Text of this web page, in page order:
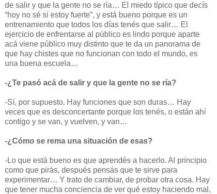
de salir y que la gente no se ría… El miedo típico que decís
“hoy no sé si estoy fuerte”, y está bueno porque es un
entrenamiento que todos los días tenés que salir… El
ejercicio de enfrentarse al público es lindo porque aparte
acá viene público muy distinto que te da un panorama de
que hay chistes que no funcionan con todo el mundo, es
una buena escuela…
-¿Te pasó acá de salir y que la gente no se ría?
-Sí, por supuesto. Hay funciones que son duras… Hay
veces que es desconcertante porque los tenés, o están ahí
contigo y se van, y vuelven, y van…
-¿Cómo se rema una situación de esas?
-Lo que está bueno es que aprendés a hacerlo. Al principio
como que pirás, después pensás que te sirve para
experimentar… Y trato de cambiar, de probar otra cosa. Hay
que tener mucha conciencia de ver qué estoy haciendo mal,